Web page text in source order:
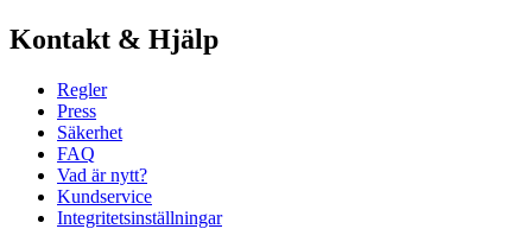
Kontakt & Hjälp
Regler
Press
Säkerhet
FAQ
Vad är nytt?
Kundservice
Integritetsinställningar